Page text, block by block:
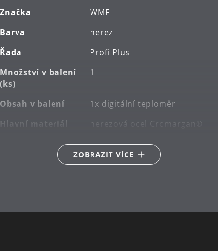
Značka
WMF
Barva
nerez
Řada
Profi Plus
Množství v balení
(ks)
1
Obsah v balení
1x digitální teploměr
Hlavní materiál
nerezová ocel Cromargan®
Péče o výrobky
ruční mytí
ZOBRAZIT VÍCE